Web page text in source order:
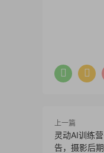
上一篇
灵动AI训练
告，摄影后